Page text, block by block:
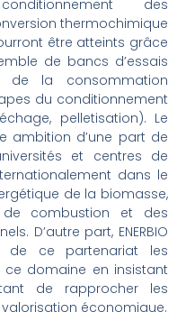
des
thermochimique
être atteints grâce
de bancs d’essais
de la consommation
du conditionnement
pelletisation). Le
ambition d’une part de
et centres de
dans le
de la biomasse,
de combustion et des
D’autre part, ENERBIO
de ce partenariat les
domaine en insistant
de rapprocher les
économique.